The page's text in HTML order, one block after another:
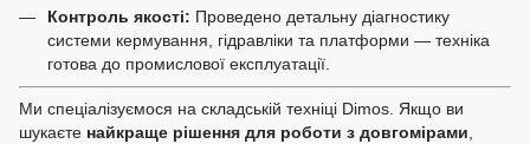
Контроль якості: Проведено детальну діагностику
системи кермування, гідравліки та платформи — техніка
готова до промислової експлуатації.
Ми спеціалізуємося на складській техніці Dimos. Якщо ви
шукаєте найкраще рішення для роботи з довгомірами